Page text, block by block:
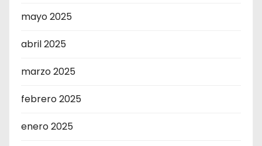
mayo 2025
abril 2025
marzo 2025
febrero 2025
enero 2025